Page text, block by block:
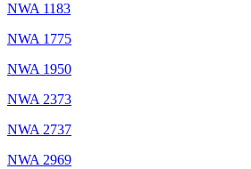
NWA 1183
NWA 1775
NWA 1950
NWA 2373
NWA 2737
NWA 2969